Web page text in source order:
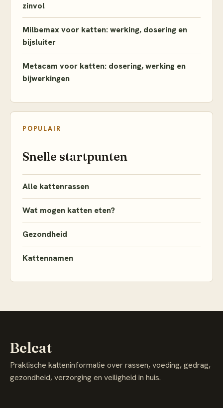
zinvol
Milbemax voor katten: werking, dosering en
bijsluiter
Metacam voor katten: dosering, werking en
bijwerkingen
POPULAIR
Snelle startpunten
Alle kattenrassen
Wat mogen katten eten?
Gezondheid
Kattennamen
Belcat
Praktische katteninformatie over rassen, voeding, gedrag,
gezondheid, verzorging en veiligheid in huis.